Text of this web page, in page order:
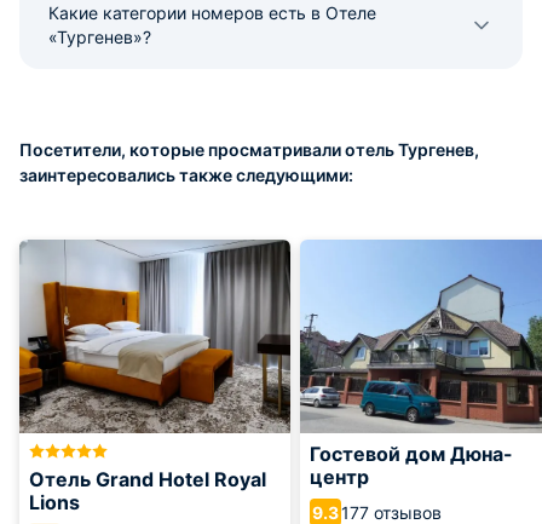
Какие категории номеров есть в Отеле
«Тургенев»?
Посетители, которые просматривали отель Тургенев,
заинтересовались также следующими:
Отель Grand Hotel Royal
Lions
Гостевой дом Дюна-
центр
9.3177 отзывов